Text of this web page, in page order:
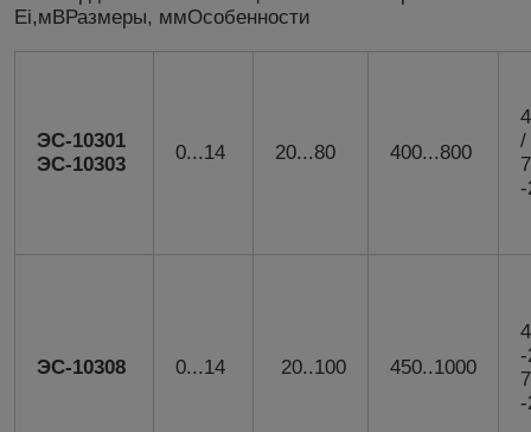
Ei,мВРазмеры, ммОсобенности
ЭС-10301
ЭС-10303
0...14 20...80 400...800
/
-
ЭС-10308 0...14 20..100 450..1000
-
-